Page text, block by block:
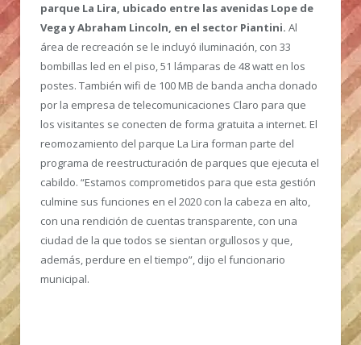
parque La Lira, ubicado entre las avenidas Lope de
Vega y Abraham Lincoln, en el sector Piantini. Al
área de recreación se le incluyó iluminación, con 33
bombillas led en el piso, 51 lámparas de 48 watt en los
postes. También wifi de 100 MB de banda ancha donado
por la empresa de telecomunicaciones Claro para que
los visitantes se conecten de forma gratuita a internet. El
reomozamiento del parque La Lira forman parte del
programa de reestructuración de parques que ejecuta el
cabildo. “Estamos comprometidos para que esta gestión
culmine sus funciones en el 2020 con la cabeza en alto,
con una rendición de cuentas transparente, con una
ciudad de la que todos se sientan orgullosos y que,
además, perdure en el tiempo”, dijo el funcionario
municipal.